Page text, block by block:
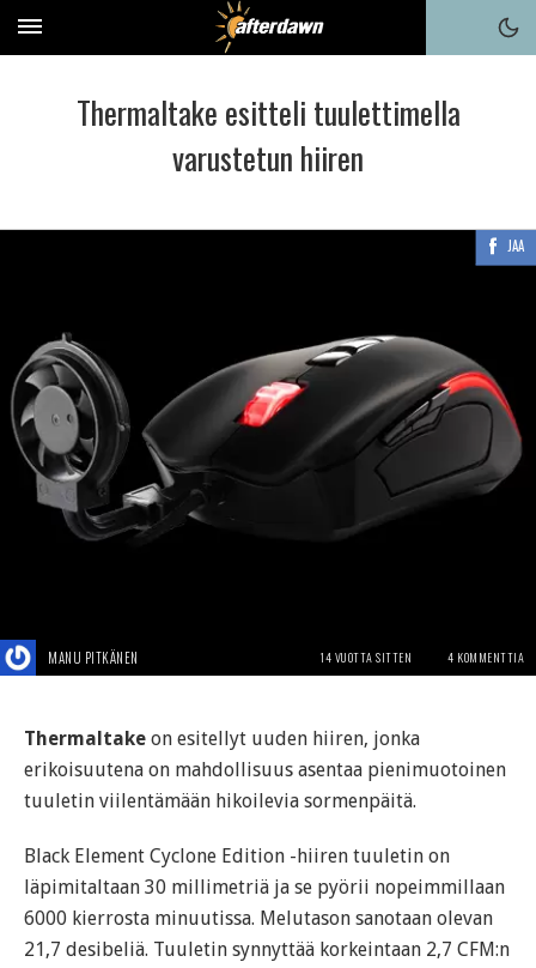
Thermaltake esitteli tuulettimella
varustetun hiiren
JAA
MANU PITKÄNEN 14 VUOTTA SITTEN 4 KOMMENTTIA
Thermaltake on esitellyt uuden hiiren, jonka
erikoisuutena on mahdollisuus asentaa pienimuotoinen
tuuletin viilentämään hikoilevia sormenpäitä.
Black Element Cyclone Edition -hiiren tuuletin on
läpimitaltaan 30 millimetriä ja se pyörii nopeimmillaan
6000 kierrosta minuutissa. Melutason sanotaan olevan
21,7 desibeliä. Tuuletin synnyttää korkeintaan 2,7 CFM:n